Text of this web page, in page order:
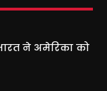
ने अमेरिका को